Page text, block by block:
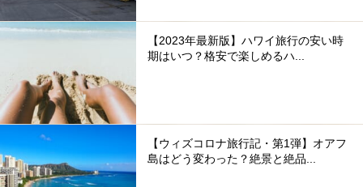
【2023年最新版】ハワイ旅行の安い時
期はいつ？格安で楽しめるハ...
【ウィズコロナ旅行記・第1弾】オアフ
島はどう変わった？絶景と絶品...